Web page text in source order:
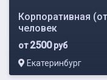
Корпоративная
человек
от2500руб
Екатеринбург